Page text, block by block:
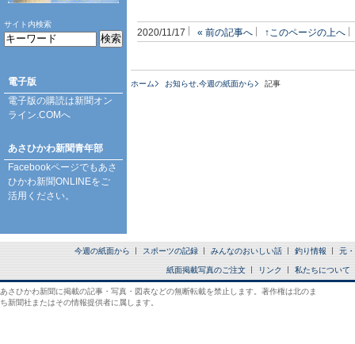
2020/11/17 « 前の記事へ ↑このページの上へ
ホーム お知らせ 今週の紙面から 記事
サイト内検索
電子版
電子版の購読は新聞オン
ライン.COMへ
あさひかわ新聞青年部
Facebookページでもあさ
ひかわ新聞ONLINEをご
活用ください。
今週の紙面から スポーツの記録 みんなのおいしい話 釣り情報 元
紙面掲載写真のご注文 リンク 私たちについて
あさひかわ新聞に掲載の記事・写真・図表などの無断転載を禁止します。著作権は北のま
ち新聞社またはその情報提供者に属します。